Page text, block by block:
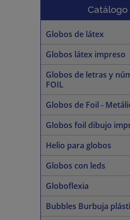
Catálogo
Globos de látex
Globos látex impreso
Globos de letras y
FOIL
Globos de Foil -
Globos foil dibujo
Helio para globos
Globos con leds
Globoflexia
Bubbles Burbuja